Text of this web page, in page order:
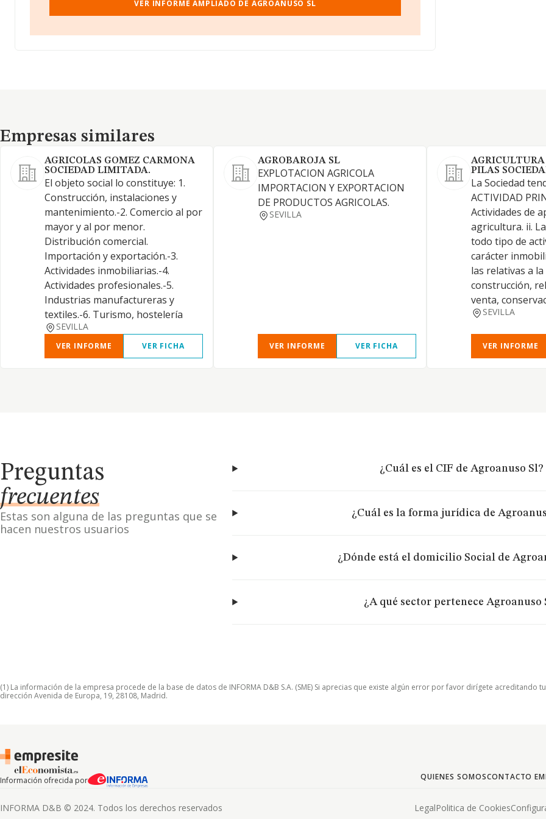
VER INFORME AMPLIADO DE AGROANUSO SL
Empresas similares
Empresas similares
AGRICOLAS GOMEZ CARMONA
SOCIEDAD LIMITADA.
El objeto social lo constituye: 1.
Construcción, instalaciones y
mantenimiento.-2. Comercio al por
mayor y al por menor.
Distribución comercial.
Importación y exportación.-3.
Actividades inmobiliarias.-4.
Actividades profesionales.-5.
Industrias manufactureras y
textiles.-6. Turismo, hostelería
SEVILLA
VER INFORME VER FICHA
AGROBAROJA SL
EXPLOTACION AGRICOLA
IMPORTACION Y EXPORTACION
DE PRODUCTOS AGRICOLAS.
SEVILLA
VER INFORME VER FICHA
PILAS
La Sociedad
ACTIVIDAD
Actividades de
agricultura. ii.
todo tipo de
carácter
las relativas a
construcción,
venta,
SEVILLA
VER INFORME
Preguntas
frecuentes
Estas son alguna de las preguntas que se
hacen nuestros usuarios
¿Cuál es el CIF de Agroanuso Sl?
¿Cuál es la forma jurídica de
¿Dónde está el domicilio Social de
¿A qué sector pertenece Agroanuso
(1) La información de la empresa procede de la base de datos de INFORMA D&B S.A. (SME) Si aprecias que existe algún error por favor dirígete acreditando
dirección Avenida de Europa, 19, 28108, Madrid.
Información ofrecida por QUIENES SOMOSCONTACTO
INFORMA D&B © 2024. Todos los derechos reservados LegalPolitica de Cookies